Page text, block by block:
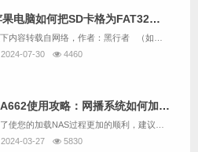
苹果电脑如何把SD卡格为FAT32格式
2024-07-30
4460
QA662使用攻略：网播系统如何加载NAS中的音乐？
2024-03-27
5830